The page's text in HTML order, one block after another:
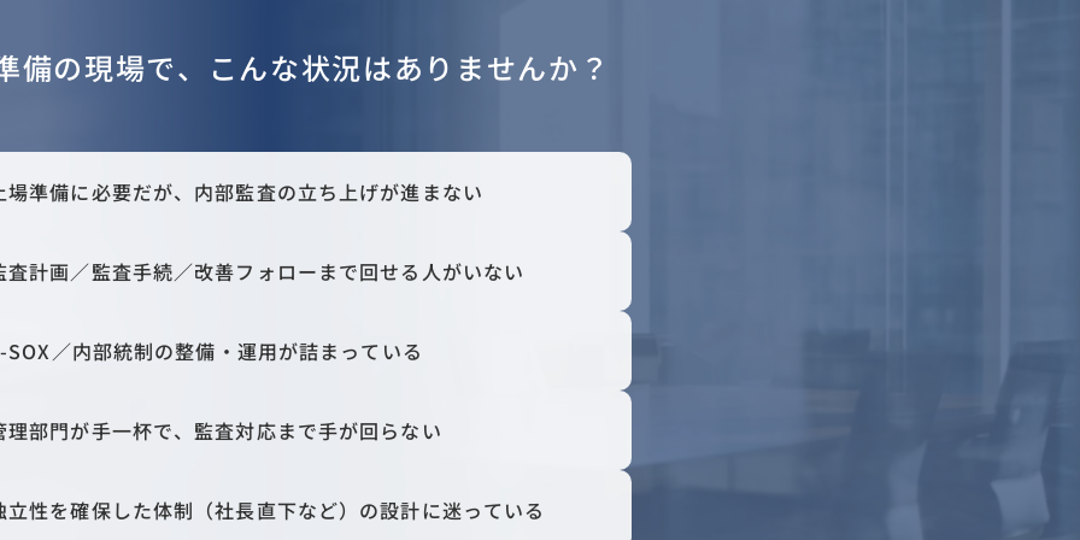
備の現場で、 こんな状況はありませんか？
場準備に必要だが、 内部監査の立ち上げが進まない
査計画／監査手続／改善フォローまで回せる人がいない
SOX／内部統制の整備・運用が詰まっている
理部門が手一杯で、監査対応まで手が回らない
立性を確保した体制（社長直下など）の設計に迷っている